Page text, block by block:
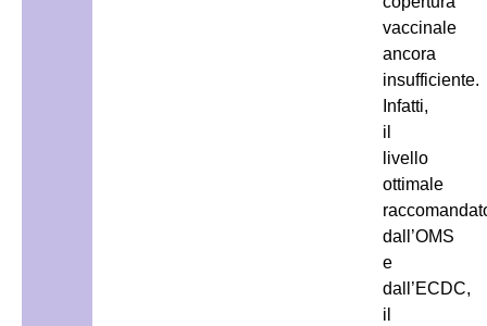
vaccinale
ancora
insufficiente.
Infatti,
il
livello
ottimale
dall’OMS
e
dall’ECDC,
il